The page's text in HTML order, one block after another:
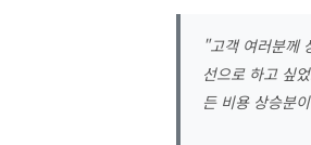
"고객 여러분께
선으로 하고 싶
든 비용 상승분